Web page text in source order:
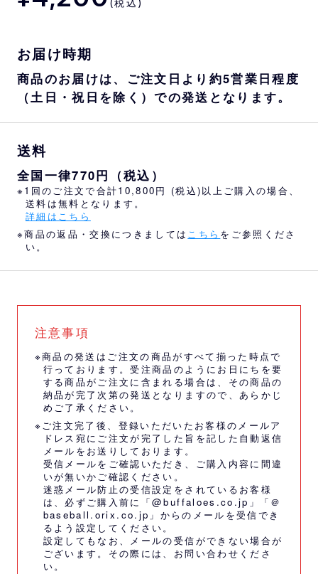
お届け時期
商品のお届けは、ご注文日より約5営業日程度
（土日・祝日を除く）での発送となります。
送料
全国一律770円（税込）
※1回のご注文で合計10,800円 (税込)以上ご購入の場合、
送料は無料となります。
詳細はこちら
※商品の返品・交換につきましては こちら をご参照くださ
い。
注意事項
※商品の発送はご注文の商品がすべて揃った時点で
行っております。受注商品のようにお日にちを要
する商品がご注文に含まれる場合は、その商品の
納品が完了次第の発送となりますので、あらかじ
めご了承ください。
※ご注文完了後、登録いただいたお客様のメールア
ドレス宛にご注文が完了した旨を記した自動返信
メールをお送りしております。
受信メールをご確認いただき、ご購入内容に間違
いが無いかご確認ください。
迷惑メール防止の受信設定をされているお客様
は、必ずご購入前に「@buffaloes.co.jp」「＠
baseball.orix.co.jp」からのメールを受信でき
るよう設定してください。
設定してもなお、メールの受信ができない場合が
ございます。その際には、 お問い合わせくださ
い。